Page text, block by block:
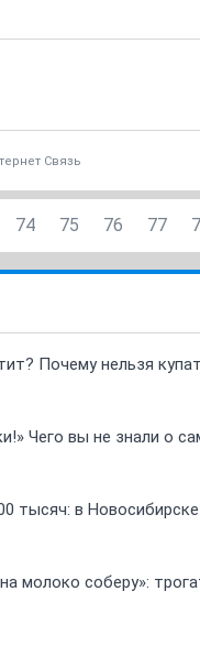
Связь
74 75 76 77
Почему нельзя
Чего вы не знали о
тысяч: в
молоко соберу»: